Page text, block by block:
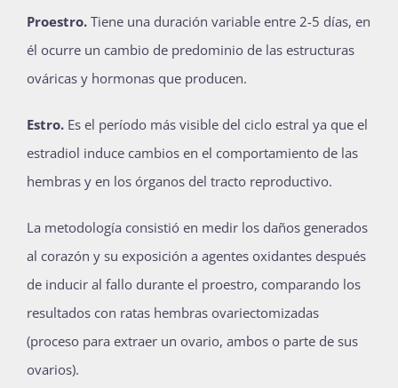
Proestro. Tiene una duración variable entre 2-5 días, en
él ocurre un cambio de predominio de las estructuras
ováricas y hormonas que producen.
Estro. Es el período más visible del ciclo estral ya que el
estradiol induce cambios en el comportamiento de las
hembras y en los órganos del tracto reproductivo.
La metodología consistió en medir los daños generados
al corazón y su exposición a agentes oxidantes después
de inducir al fallo durante el proestro, comparando los
resultados con ratas hembras ovariectomizadas
(proceso para extraer un ovario, ambos o parte de sus
ovarios).